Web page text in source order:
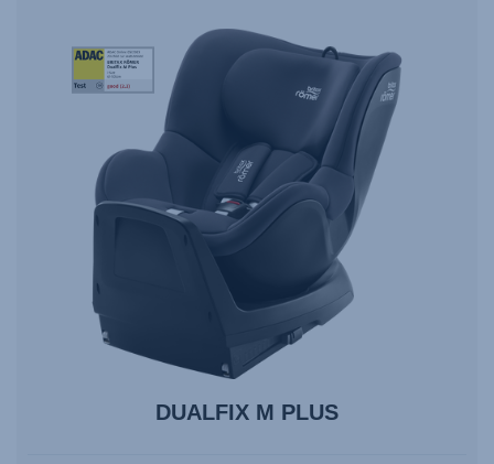
ADAC-
DUALFIX
PLUS-
DUALFIX M PLUS